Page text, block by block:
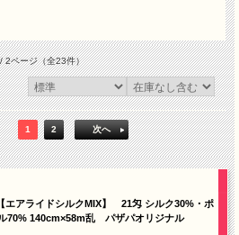
2ページ（全23件）
1 2 次へ
エアライドシルクMIX】 21匁 シルク30%・ポ
70% 140cm×58m乱 パザパオリジナル